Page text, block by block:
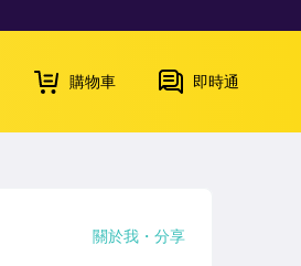
購物車 即時通
關於我 分享